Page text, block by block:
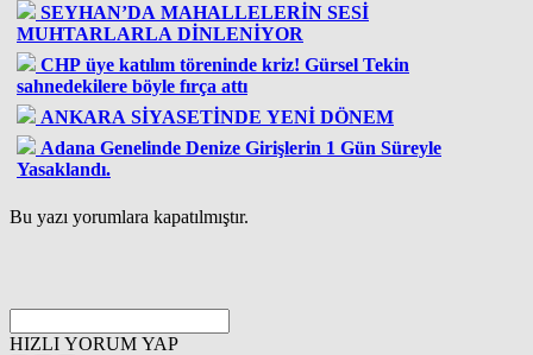
SEYHAN’DA MAHALLELERİN SESİ
MUHTARLARLA DİNLENİYOR
CHP üye katılım töreninde kriz! Gürsel Tekin
sahnedekilere böyle fırça attı
ANKARA SİYASETİNDE YENİ DÖNEM
Adana Genelinde Denize Girişlerin 1 Gün Süreyle
Yasaklandı.
Bu yazı yorumlara kapatılmıştır.
HIZLI YORUM YAP